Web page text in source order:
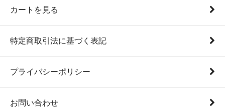
カートを見る
特定商取引法に基づく表記
プライバシーポリシー
お問い合わせ